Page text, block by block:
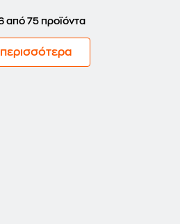
από 75 προϊόντα